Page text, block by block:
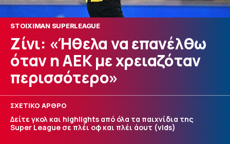
STOIXIMAN SUPERLEAGUE
Ζίνι: «Ήθελα να επανέλθω
όταν η ΑΕΚ με χρειαζόταν
περισσότερο»
ΣΧΕΤΙΚΟ ΑΡΘΡΟ
Δείτε γκολ και highlights από όλα τα παιχνίδια της
Super League σε πλέι οφ και πλέι άουτ (vids)